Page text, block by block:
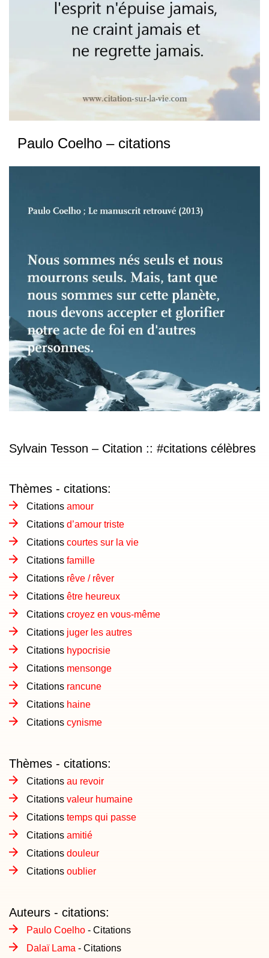
Paulo Coelho – citations
Sylvain Tesson – Citation :: #citations célèbres
Thèmes - citations:
Citations amour
Citations d’amour triste
Citations courtes sur la vie
Citations famille
Citations rêve / rêver
Citations être heureux
Citations croyez en vous-même
Citations juger les autres
Citations hypocrisie
Citations mensonge
Citations rancune
Citations haine
Citations cynisme
Thèmes - citations:
Citations au revoir
Citations valeur humaine
Citations temps qui passe
Citations amitié
Citations douleur
Citations oublier
Auteurs - citations:
Paulo Coelho - Citations
Dalaï Lama - Citations